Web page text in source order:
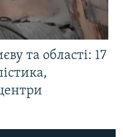
та області: 17